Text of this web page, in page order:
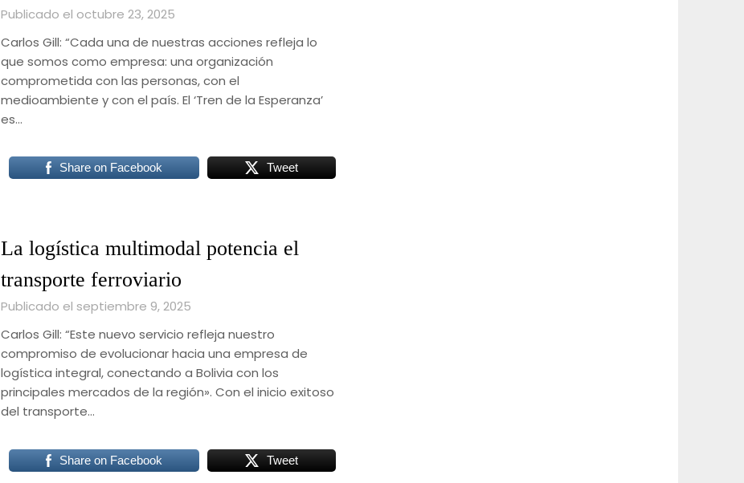
Publicado el octubre 23, 2025
Carlos Gill: “Cada una de nuestras acciones refleja lo
que somos como empresa: una organización
comprometida con las personas, con el
medioambiente y con el país. El ‘Tren de la Esperanza’
es…
Share on Facebook Tweet
La logística multimodal potencia el
transporte ferroviario
Publicado el septiembre 9, 2025
Carlos Gill: “Este nuevo servicio refleja nuestro
compromiso de evolucionar hacia una empresa de
logística integral, conectando a Bolivia con los
principales mercados de la región». Con el inicio exitoso
del transporte…
Share on Facebook Tweet